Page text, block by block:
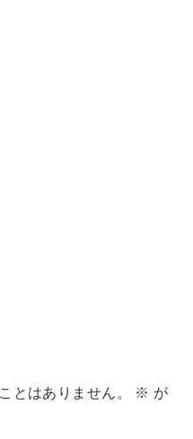
とはありません。 ※ が